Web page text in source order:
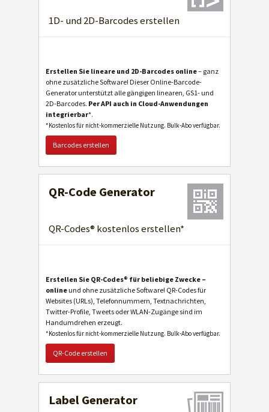
1D- und 2D-Barcodes erstellen
Erstellen Sie lineare und 2D-Barcodes online– ganz
ohne zusätzliche Software! Dieser Online-Barcode-
Generator unterstützt alle gängigen linearen, GS1- und
2D-Barcodes. Per API auch in Cloud-Anwendungen
integrierbar*.
*Kostenlos für nicht-kommerzielle Nutzung. Bulk-Abo verfügbar.
Barcodes erstellen
QR-Code Generator
QR-Codes® kostenlos erstellen*
Erstellen Sie QR-Codes® für beliebige Zwecke –
online und ohne zusätzliche Software! QR-Codes für
Websites (URLs), Telefonnummern, Textnachrichten,
Twitter-Profile, Tweets oder WLAN-Zugänge sind im
Handumdrehen erzeugt.
*Kostenlos für nicht-kommerzielle Nutzung. Bulk-Abo verfügbar.
QR-Code erstellen
Label Generator